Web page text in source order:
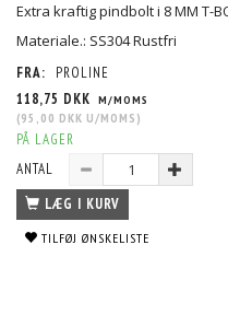
Extra kraftig pindbolt i 8 MM T-
Materiale.: SS304 Rustfri
FRA:
PROLINE
118,75 DKK M/MOMS
(95,00 DKK U/MOMS )
PÅ LAGER
ANTAL
LÆG I KURV
TILFØJ ØNSKELISTE